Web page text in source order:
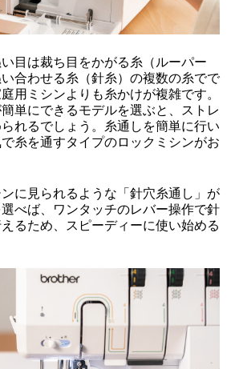
目は裁ち目をかがる糸（ルーパー
合わせる糸（針糸）の複数の糸でで
用ミシンよりも糸かけが複雑です。
単にできるモデルを選ぶと、ストレ
れるでしょう。糸通しを簡単に行い
糸を通すタイプのロックミシンがお
に見られるような「針穴糸通し」が
べば、ワンタッチのレバー操作で針
るため、スピーディーに使い始める